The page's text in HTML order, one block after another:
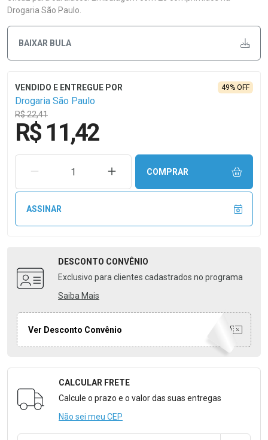
Drogaria São Paulo.
BAIXAR BULA
Drogaria São Paulo
R$ 22,41
49% OFF
R$ 11,42
REMOVER UMA UNIDADEAUMENTAR UMA UNIDADE
COMPRAR
ASSINAR
DESCONTO CONVÊNIO
Exclusivo para clientes cadastrados no programa
Saiba Mais
Ver Desconto Convênio
Formulário para Calcular o Frete
CALCULAR FRETE
Calcule o prazo e o valor das suas entregas
Não sei meu CEP